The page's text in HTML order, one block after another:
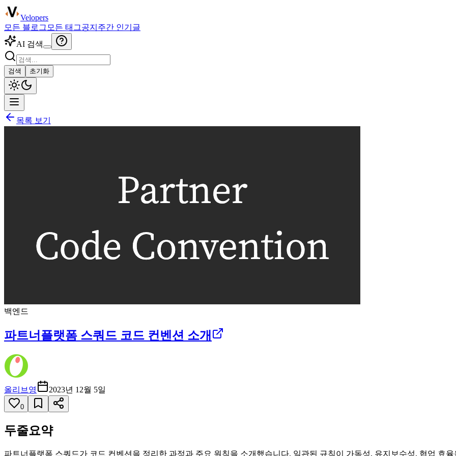
Velopers
모든 블로그 모든 태그공지 주간 인기글
AI 검색
검색 초기화
목록 보기
백엔드
파트너플랫폼 스쿼드 코드 컨벤션 소개
올리브영 2023년 12월 5일
0
두줄요약
파트너플랫폼 스쿼드가 코드 컨벤션을 정리한 과정과 주요 원칙을 소개했습니다. 일관된 규칙이 가독성, 유지보수성, 협업 효